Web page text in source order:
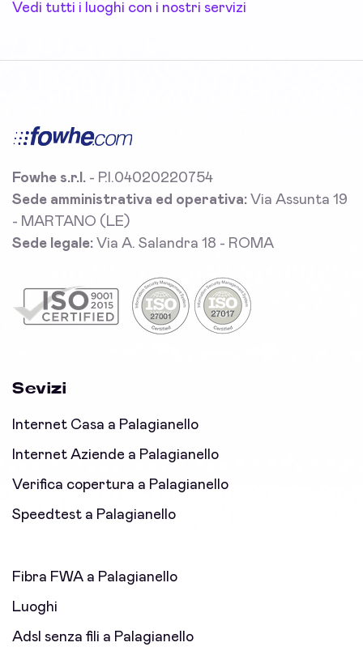
Vedi tutti i luoghi con i nostri servizi
Fowhe s.r.l. - P.I.04020220754
Sede amministrativa ed operativa: Via Assunta 19
- MARTANO (LE)
Sede legale: Via A. Salandra 18 - ROMA
Sevizi
Internet Casa a Palagianello
Internet Aziende a Palagianello
Verifica copertura a Palagianello
Speedtest a Palagianello
Fibra FWA a Palagianello
Luoghi
Adsl senza fili a Palagianello